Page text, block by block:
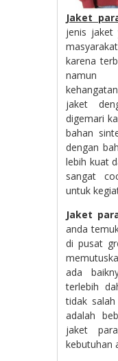
Jaket
jenis jaket
karena
namun
jaket
digemari
bahan
dengan
lebih kuat
sangat
untuk
Jaket
anda
di pusat
ada
terlebih
tidak
adalah
jaket
kebutuhan